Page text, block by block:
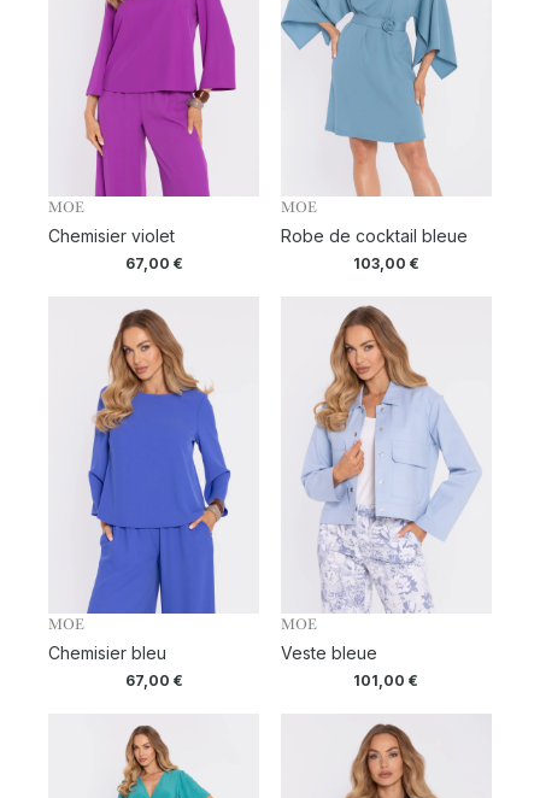
MOE
Chemisier violet
67,00 €
MOE
Robe de cocktail bleue
103,00 €
MOE
Chemisier bleu
67,00 €
MOE
Veste bleue
101,00€